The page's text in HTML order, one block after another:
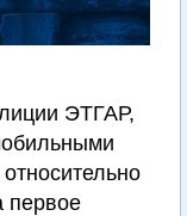
ЭТГАР,
относительно
первое